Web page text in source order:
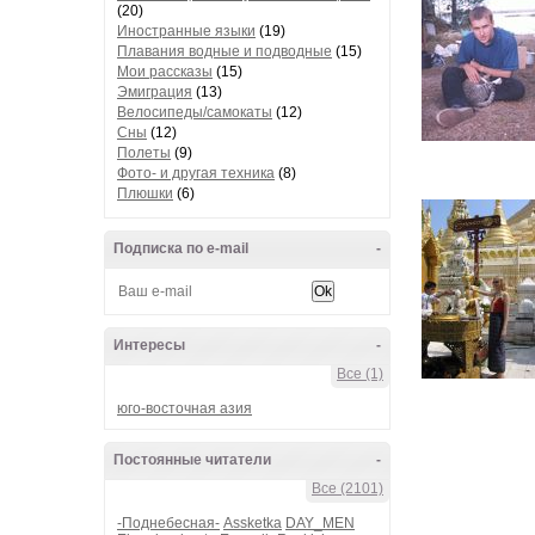
(20)
Иностранные языки (19)
Плавания водные и подводные (15)
Мои рассказы (15)
Эмиграция (13)
Велосипеды/самокаты (12)
Сны (12)
Полеты (9)
Фото- и другая техника (8)
Плюшки (6)
-
Подписка по e-mail
-
Интересы
Все (1)
юго-восточная азия
-
Постоянные читатели
Все (2101)
-Поднебесная- Assketka DAY_MEN